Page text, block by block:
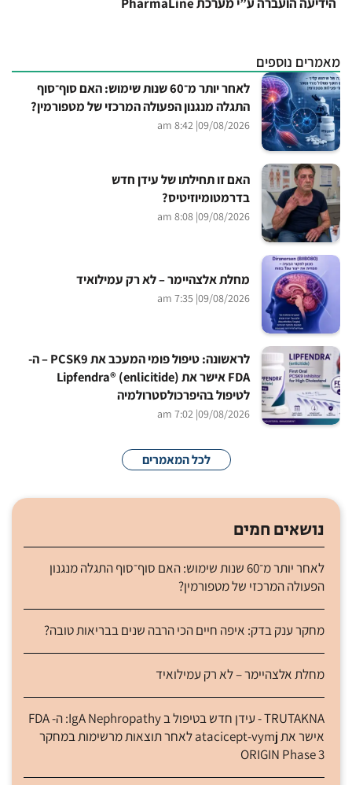
הידיעה הועברה ע”י מערכת PharmaLine
מאמרים נוספים
לאחר יותר מ־60 שנות שימוש: האם סוף־סוף
התגלה מנגנון הפעולה המרכזי של מטפורמין?
09/08/2026
| 8:42 am
האם זו תחילתו של עידן חדש
בדרמטומיוזיטיס?
09/08/2026
| 8:08 am
מחלת אלצהיימר – לא רק עמילואיד
09/08/2026
| 7:35 am
לראשונה: טיפול פומי המעכב את PCSK9 – ה-
FDA אישר את Lipfendra® (enlicitide)
לטיפול בהיפרכולסטרולמיה
09/08/2026
| 7:02 am
לכל המאמרים
נושאים חמים
לאחר יותר מ־60 שנות שימוש: האם סוף־סוף התגלה מנגנון
הפעולה המרכזי של מטפורמין?
מחקר ענק בדק: איפה חיים הכי הרבה שנים בבריאות טובה?
מחלת אלצהיימר – לא רק עמילואיד
TRUTAKNA - עידן חדש בטיפול ב IgA Nephropathy: ה- FDA
אישר את atacicept-vymj לאחר תוצאות מרשימות במחקר
ORIGIN Phase 3